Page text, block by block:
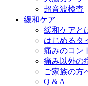
超音波検査
緩和ケア
緩和ケアと
はじめるタ
痛みのコン
痛み以外の
ご家族の方
Q & A